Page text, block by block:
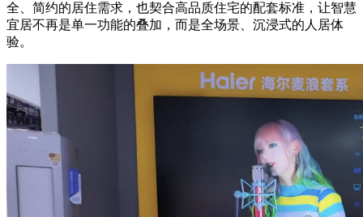
全、简约的居住需求，也契合高品质住宅的配套标准，让智慧
宜居不再是单一功能的叠加，而是全场景、沉浸式的人居体
验。